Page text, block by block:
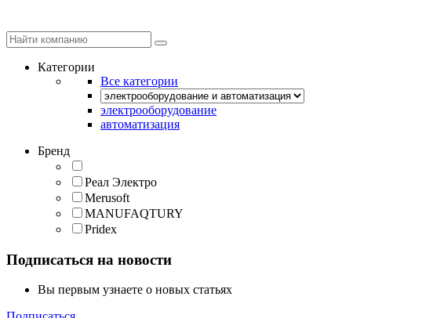
Категории
Все категории
электрооборудование
автоматизация
Бренд
Реал Электро
Merusoft
MANUFAQTURY
Pridex
Подписаться на новости
Вы первым узнаете о новых статьях